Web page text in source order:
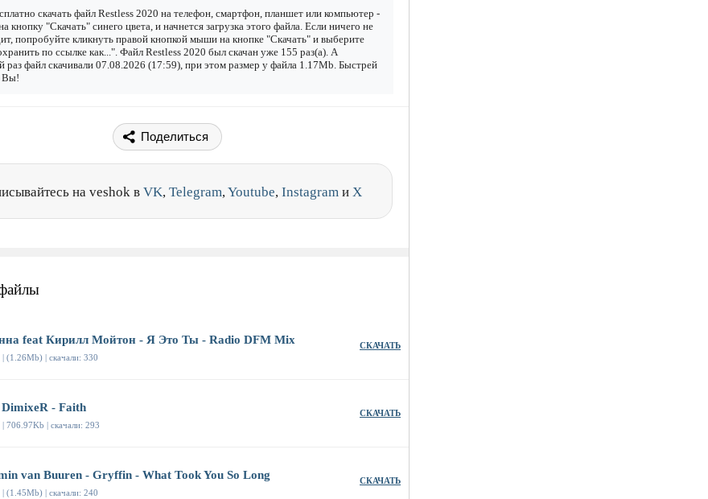
скачать файл Restless 2020 на телефон, смартфон, планшет или компьютер -
кнопку "Скачать" синего цвета, и начнется загрузка этого файла. Если ничего не
попробуйте кликнуть правой кнопкой мыши на кнопке "Скачать" и выберите
по ссылке как...". Файл Restless 2020 был скачан уже 155 раз(а). А
раз файл скачивали 07.08.2026 (17:59), при этом размер у файла 1.17Mb. Быстрей
Вы!
Поделиться
на veshok в VK, Telegram,Youtube, Instagram и X
feat Кирилл Мойтон - Я Это Ты - Radio DFM Mix
| (1.26Mb) | скачали: 330
СКАЧАТЬ
- Faith
| 706.97Kb | скачали: 293
СКАЧАТЬ
van Buuren - Gryffin - What Took You So Long
| (1.45Mb) | скачали: 240
СКАЧАТЬ